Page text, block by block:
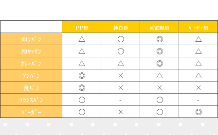
PP袋 純白袋 耐油紙袋 ﾊﾞｰｶﾞｰ袋
ﾒﾛﾝﾊﾟﾝ △ 〇 ◎ △
ｸﾛﾜｯｻﾝ △ 〇 ◎ △
ｶﾚｰﾊﾟﾝ △ △ ◎ △
ｱﾝﾊﾟﾝ ◎ × △ △
食ﾊﾟﾝ ◎ × × ×
ﾌﾗﾝｽﾊﾟﾝ 〇 - 〇 -
ﾊﾞｰｶﾞｰ 〇 × 〇 ◎